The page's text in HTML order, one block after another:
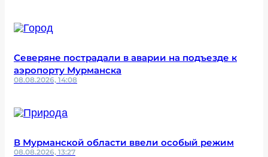
Северяне пострадали в аварии на подъезде к
аэропорту Мурманска
08.08.2026, 14:08
В Мурманской области ввели особый режим
08.08.2026, 13:27